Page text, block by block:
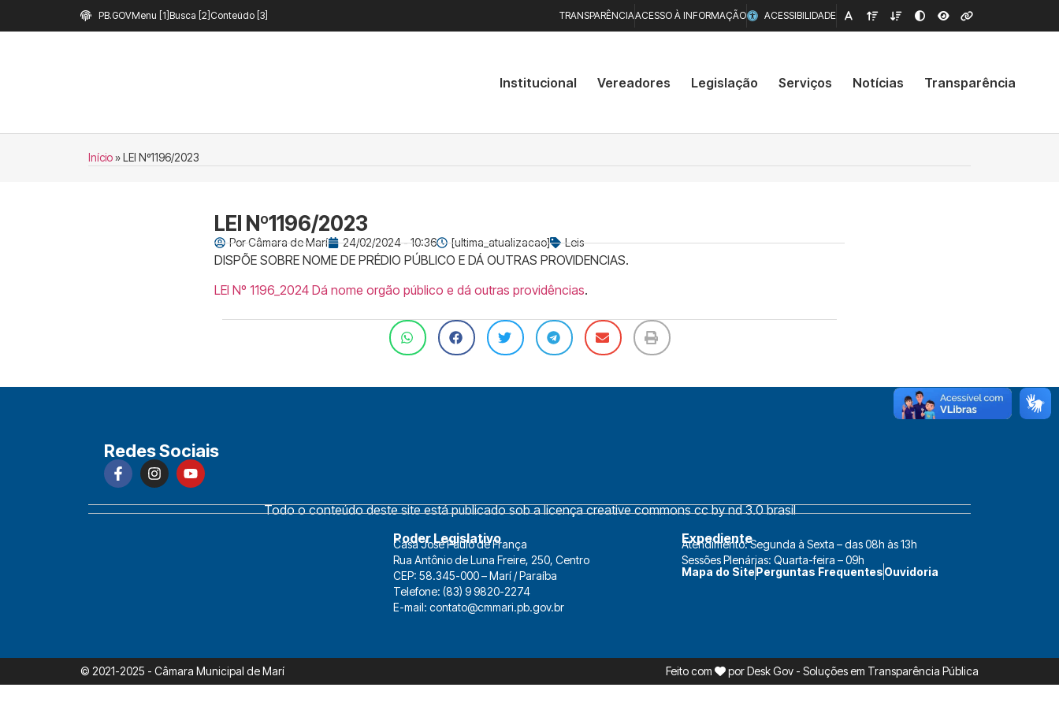
PB.GOVMenu [1] Busca [2] Conteúdo [3] TRANSPARÊNCIAACESSO À INFORMAÇÃO ACESSIBILIDADE
Institucional Vereadores Legislação Serviços Notícias Transparência
Início» LEI Nº1196/2023
LEI Nº1196/2023
PorCâmara de Marí 24/02/2024 - 10:36 [ultima_atualizacao] Leis
DISPÕE SOBRE NOME DE PRÉDIO PÚBLICO E DÁ OUTRAS PROVIDENCIAS.
LEI Nº 1196_2024 Dá nome orgão público e dá outras providências.
Redes Sociais
Todo o conteúdo deste site está publicado sob a licença creative commons cc by nd 3.0 brasil
Poder Legislativo
Casa José Paulo de França
Rua Antônio de Luna Freire, 250, Centro
CEP: 58.345-000 – Marí / Paraíba
Telefone: (83) 9 9820-2274
E-mail: contato@cmmari.pb.gov.br
Expediente
Atendimento: Segunda à Sexta – das 08h às 13h
Sessões Plenárias: Quarta-feira – 09h
Mapa do SitePerguntas FrequentesOuvidoria
© 2021-2025 - Câmara Municipal de Marí Feito com porDesk Gov - Soluções em Transparência Pública